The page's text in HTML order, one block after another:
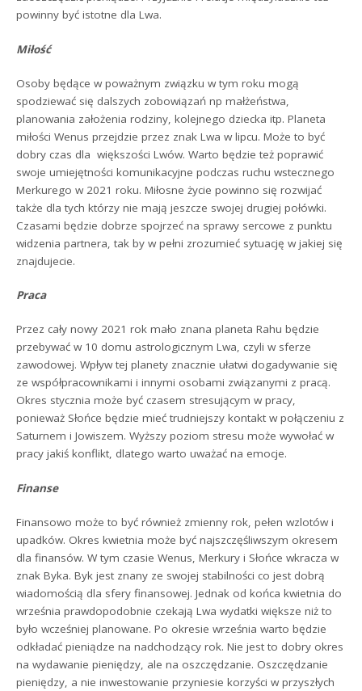
powinny być istotne dla Lwa.
Miłość
Osoby będące w poważnym związku w tym roku mogą
spodziewać się dalszych zobowiązań np małżeństwa,
planowania założenia rodziny, kolejnego dziecka itp. Planeta
miłości Wenus przejdzie przez znak Lwa w lipcu. Może to być
dobry czas dla większości Lwów. Warto będzie też poprawić
swoje umiejętności komunikacyjne podczas ruchu wstecznego
Merkurego w 2021 roku. Miłosne życie powinno się rozwijać
także dla tych którzy nie mają jeszcze swojej drugiej połówki.
Czasami będzie dobrze spojrzeć na sprawy sercowe z punktu
widzenia partnera, tak by w pełni zrozumieć sytuację w jakiej się
znajdujecie.
Praca
Przez cały nowy 2021 rok mało znana planeta Rahu będzie
przebywać w 10 domu astrologicznym Lwa, czyli w sferze
zawodowej. Wpływ tej planety znacznie ułatwi dogadywanie się
ze współpracownikami i innymi osobami związanymi z pracą.
Okres stycznia może być czasem stresującym w pracy,
ponieważ Słońce będzie mieć trudniejszy kontakt w połączeniu z
Saturnem i Jowiszem. Wyższy poziom stresu może wywołać w
pracy jakiś konflikt, dlatego warto uważać na emocje.
Finanse
Finansowo może to być również zmienny rok, pełen wzlotów i
upadków. Okres kwietnia może być najszczęśliwszym okresem
dla finansów. W tym czasie Wenus, Merkury i Słońce wkracza w
znak Byka. Byk jest znany ze swojej stabilności co jest dobrą
wiadomością dla sfery finansowej. Jednak od końca kwietnia do
września prawdopodobnie czekają Lwa wydatki większe niż to
było wcześniej planowane. Po okresie września warto będzie
odkładać pieniądze na nadchodzący rok. Nie jest to dobry okres
na wydawanie pieniędzy, ale na oszczędzanie. Oszczędzanie
pieniędzy, a nie inwestowanie przyniesie korzyści w przyszłych